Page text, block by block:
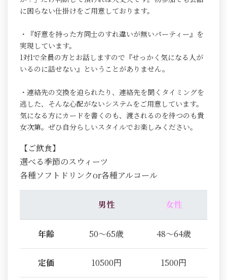
に困らない仕掛けをご用意しております。
・『好意を持った方同士のすれ違いが無いパーティー』を
実現しています。
1対1で全員の方とお話しますので『せっかく気になる人が
いるのに話せない』ということがありません。
・連絡先の交換を迫られたり、連絡先を聞くタイミングを
逃した、そんな心配がないシステムをご用意しています。
気になる方にカードを書くのも、渡されるのを待つのも貴
女次第。ぜひ自分らしいスタイルでお楽しみください。
【ご飲食】
選べる季節のスウィーツ
各種ソフトドリンクor各種アルコール
男性 女性
年齢 50～65歳 48～64歳
定価 10500円 1500円